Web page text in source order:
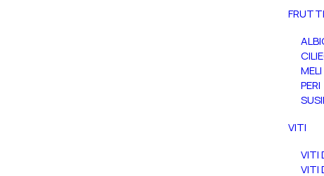
FRUTTI
MELI
PERI
VITI
VITI
VITI